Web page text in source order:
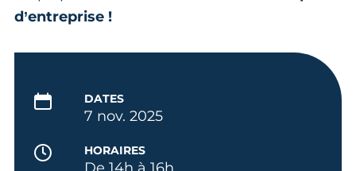
d’entreprise !
DATES
7 nov. 2025
HORAIRES
De 14h à 16h